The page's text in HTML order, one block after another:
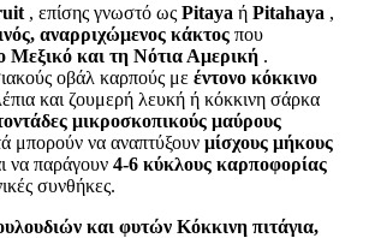
, επίσης γνωστό ως Pitaya ή Pitahaya ,
αναρριχώμενος κάκτος που
Μεξικό και τη Νότια Αμερική .
οβάλ καρπούς με έντονο κόκκινο
και ζουμερή λευκή ή κόκκινη σάρκα
μικροσκοπικούς μαύρους
μπορούν να αναπτύξουν μίσχους μήκους
να παράγουν 4-6 κύκλους καρποφορίας
συνθήκες.
και φυτών Κόκκινη πιτάγια,